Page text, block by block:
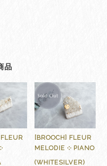
品
[BROOCH] FLEUR
MELODIE ༶ PIANO
(WHITESILVER)